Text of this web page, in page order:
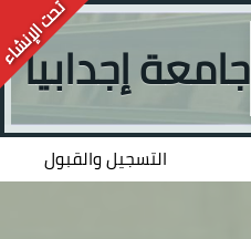
جامعة إجدابيا
التسجيل والقبول